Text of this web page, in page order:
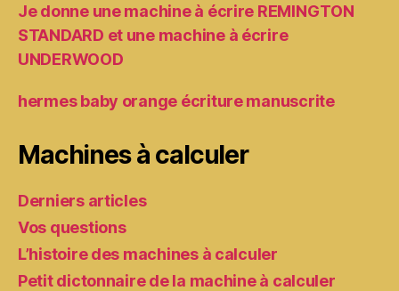
Je donne une machine à écrire REMINGTON
STANDARD et une machine à écrire
UNDERWOOD
hermes baby orange écriture manuscrite
Machines à calculer
Derniers articles
Vos questions
L’histoire des machines à calculer
Petit dictonnaire de la machine à calculer